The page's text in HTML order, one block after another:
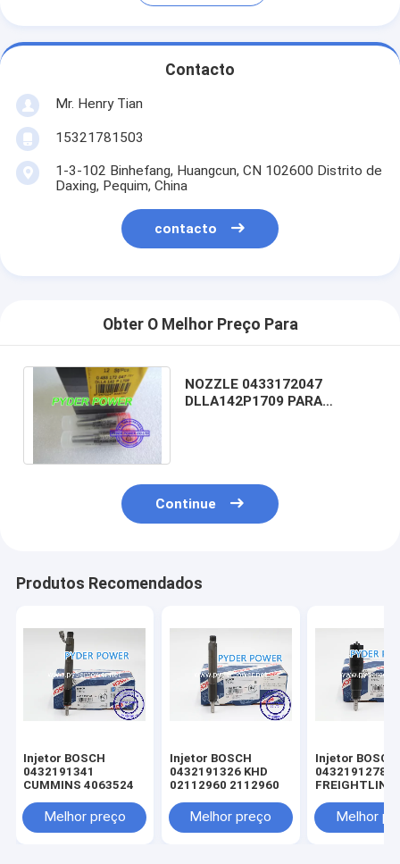
Contacto
Mr. Henry Tian
15321781503
1-3-102 Binhefang, Huangcun, CN 102600 Distrito de
Daxing, Pequim, China
contacto
Obter O Melhor Preço Para
NOZZLE 0433172047
DLLA142P1709 PARA
Continue
Produtos Recomendados
Injetor BOSCH
0432191341
CUMMINS 4063524
Melhor preço
Injetor BOSCH
0432191326 KHD
02112960 2112960
Melhor preço
Injetor BOSCH
0432191278
MINSK
MERCEDES-
Melhor